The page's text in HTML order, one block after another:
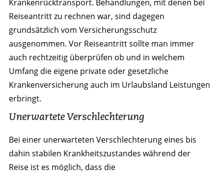
Krankenrücktransport. Behandlungen, mit denen bei
Reiseantritt zu rechnen war, sind dagegen
grundsätzlich vom Versicherungsschutz
ausgenommen. Vor Reiseantritt sollte man immer
auch rechtzeitig überprüfen ob und in welchem
Umfang die eigene private oder gesetzliche
Krankenversicherung auch im Urlaubsland Leistungen
erbringt.
Unerwartete Verschlechterung
Bei einer unerwarteten Verschlechterung eines bis
dahin stabilen Krankheitszustandes während der
Reise ist es möglich, dass die